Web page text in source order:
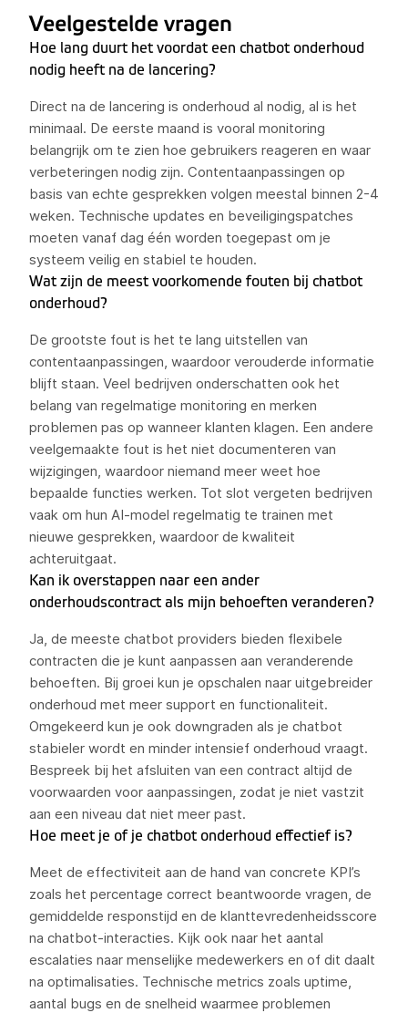
Veelgestelde vragen
Hoe lang duurt het voordat een chatbot onderhoud
nodig heeft na de lancering?
Direct na de lancering is onderhoud al nodig, al is het
minimaal. De eerste maand is vooral monitoring
belangrijk om te zien hoe gebruikers reageren en waar
verbeteringen nodig zijn. Contentaanpassingen op
basis van echte gesprekken volgen meestal binnen 2-4
weken. Technische updates en beveiligingspatches
moeten vanaf dag één worden toegepast om je
systeem veilig en stabiel te houden.
Wat zijn de meest voorkomende fouten bij chatbot
onderhoud?
De grootste fout is het te lang uitstellen van
contentaanpassingen, waardoor verouderde informatie
blijft staan. Veel bedrijven onderschatten ook het
belang van regelmatige monitoring en merken
problemen pas op wanneer klanten klagen. Een andere
veelgemaakte fout is het niet documenteren van
wijzigingen, waardoor niemand meer weet hoe
bepaalde functies werken. Tot slot vergeten bedrijven
vaak om hun AI-model regelmatig te trainen met
nieuwe gesprekken, waardoor de kwaliteit
achteruitgaat.
Kan ik overstappen naar een ander
onderhoudscontract als mijn behoeften veranderen?
Ja, de meeste chatbot providers bieden flexibele
contracten die je kunt aanpassen aan veranderende
behoeften. Bij groei kun je opschalen naar uitgebreider
onderhoud met meer support en functionaliteit.
Omgekeerd kun je ook downgraden als je chatbot
stabieler wordt en minder intensief onderhoud vraagt.
Bespreek bij het afsluiten van een contract altijd de
voorwaarden voor aanpassingen, zodat je niet vastzit
aan een niveau dat niet meer past.
Hoe meet je of je chatbot onderhoud effectief is?
Meet de effectiviteit aan de hand van concrete KPI’s
zoals het percentage correct beantwoorde vragen, de
gemiddelde responstijd en de klanttevredenheidsscore
na chatbot-interacties. Kijk ook naar het aantal
escalaties naar menselijke medewerkers en of dit daalt
na optimalisaties. Technische metrics zoals uptime,
aantal bugs en de snelheid waarmee problemen